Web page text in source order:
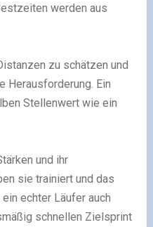
werden aus
zu schätzen und
Herausforderung. Ein
Stellenwert wie ein
und ihr
sie trainiert und das
echter Läufer auch
schnellen Zielsprint